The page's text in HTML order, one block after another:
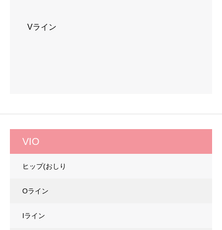
Vライン
VIO
ヒップ(おしり
Oライン
Iライン